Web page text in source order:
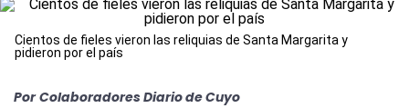
Cientos de fieles vieron las reliquias de Santa Margarita y
pidieron por el país
Por Colaboradores Diario de Cuyo